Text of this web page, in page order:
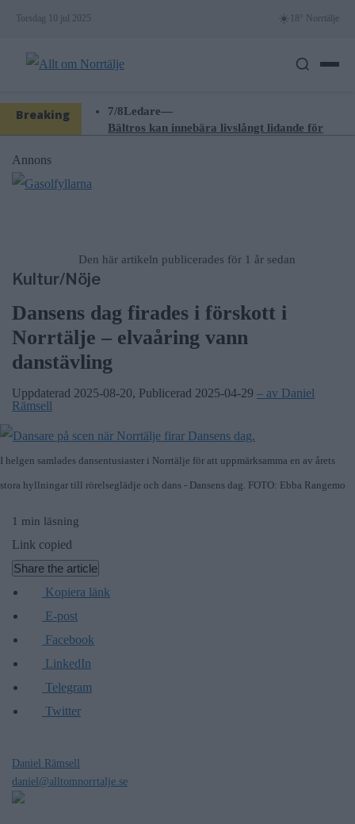
content
Torsdag 10 jul 2025 ☀️ 18° Norrtälje
Breaking
News
7/8Ledare—
Bältros kan innebära livslångt lidande för
6/8Nyheter—
6/8 Nyheter—
Efter skadegörelsen – vattenrutschkanan
stängd hela sommaren
Annons
Den här artikeln publicerades för 1 år sedan
Kultur/Nöje
Dansens dag firades i förskott i
Norrtälje – elvaåring vann
danstävling
Uppdaterad 2025-08-20, Publicerad 2025-04-29 – av Daniel
Rämsell
I helgen samlades dansentusiaster i Norrtälje för att uppmärksamma en av årets
stora hyllningar till rörelseglädje och dans - Dansens dag. FOTO: Ebba Rangemo
1 min läsning
Link copied
Share the article
Kopiera länk
E-post
Facebook
LinkedIn
Telegram
Twitter
Daniel Rämsell
daniel@alltomnorrtalje.se